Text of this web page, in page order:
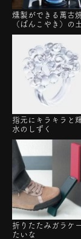
燻製ができる萬古
（ばんこやき）の
指元にキラキラと
水のしずく
折りたたみガラケ
たいな